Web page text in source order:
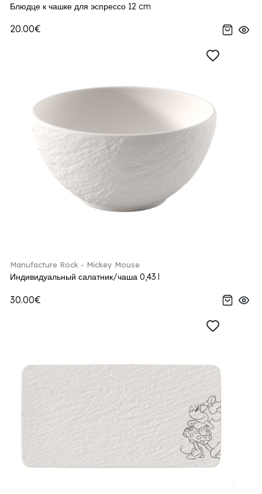
Блюдце к чашке для эспрессо 12 cm
20.00€
Manufacture Rock - Mickey Mouse
Индивидуальный салатник/чаша 0,43 l
30.00€